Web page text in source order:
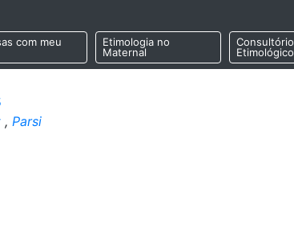
com meu
Etimologia no
Maternal
Consultório
Etimológico
, Parsi